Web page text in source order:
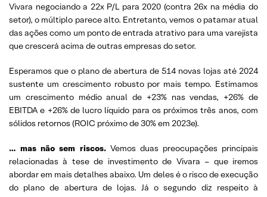
Vivara negociando a 22x P/L para 2020 (contra 26x na média do
setor), o múltiplo parece alto. Entretanto, vemos o patamar atual
das ações como um ponto de entrada atrativo para uma varejista
que crescerá acima de outras empresas do setor.
Esperamos que o plano de abertura de 514 novas lojas até 2024
sustente um crescimento robusto por mais tempo. Estimamos
um crescimento médio anual de +23% nas vendas, +26% de
EBITDA e +26% de lucro líquido para os próximos três anos, com
sólidos retornos (ROIC próximo de 30% em 2023e).
… mas não sem riscos. Vemos duas preocupações principais
relacionadas à tese de investimento de Vivara – que iremos
abordar em mais detalhes abaixo. Um deles é o risco de execução
do plano de abertura de lojas. Já o segundo diz respeito à